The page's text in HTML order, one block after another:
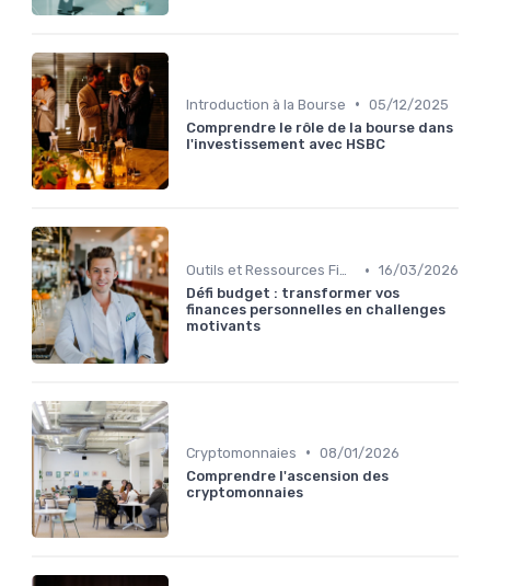
Introduction à la Bourse • 05/12/2025
Comprendre le rôle de la bourse dans
l'investissement avec HSBC
Outils et Ressources Financières • 16/03/2026
Défi budget : transformer vos
finances personnelles en challenges
motivants
Cryptomonnaies • 08/01/2026
Comprendre l'ascension des
cryptomonnaies